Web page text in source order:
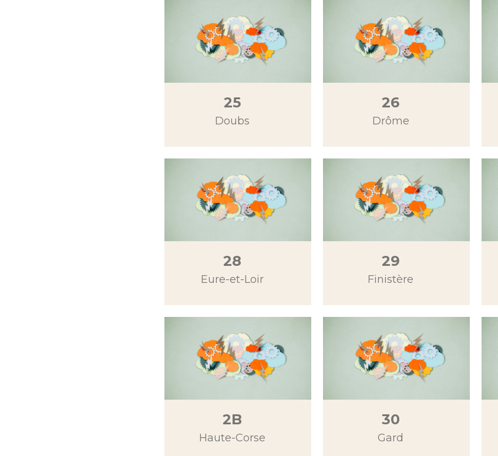
25
Doubs
26
Drôme
28
Eure-et-Loir
29
Finistère
2B
Haute-Corse
30
Gard